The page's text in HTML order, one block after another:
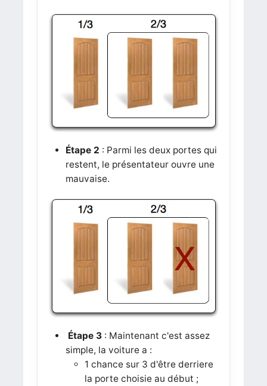
Étape 2 : Parmi les deux portes qui
restent, le présentateur ouvre une
mauvaise.
Étape 3: Maintenant c'est assez
simple, la voiture a :
1 chance sur 3 d'être derriere
la porte choisie au début ;